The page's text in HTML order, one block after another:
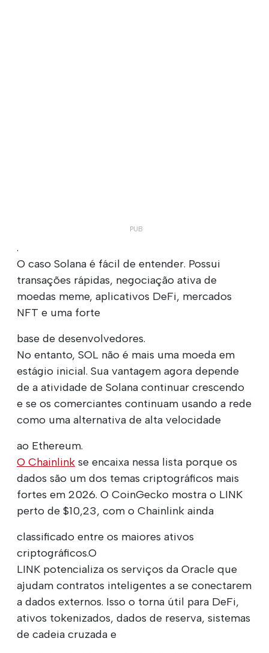
.
O caso Solana é fácil de entender. Possui
transações rápidas, negociação ativa de
moedas meme, aplicativos DeFi, mercados
NFT e uma forte
base de desenvolvedores.
No entanto, SOL não é mais uma moeda em
estágio inicial. Sua vantagem agora depende
de a atividade de Solana continuar crescendo
e se os comerciantes continuam usando a rede
como uma alternativa de alta velocidade
ao Ethereum.
O Chainlink se encaixa nessa lista porque os
dados são um dos temas criptográficos mais
fortes em 2026. O CoinGecko mostra o LINK
perto de $10,23, com o Chainlink ainda
classificado entre os maiores ativos
criptográficos.O
LINK potencializa os serviços da Oracle que
ajudam contratos inteligentes a se conectarem
a dados externos. Isso o torna útil para DeFi,
ativos tokenizados, dados de reserva, sistemas
de cadeia cruzada e